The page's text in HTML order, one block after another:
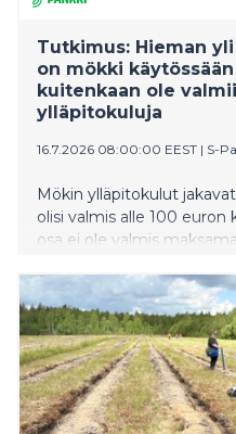
Tutkimus: Hieman
on mökki
kuitenkaan ole
ylläpitokuluja
16.7.2026 08:00:00 EEST | S-
Mökin ylläpitokulut
olisi valmis alle 100
osa ei ole valmis
kuluja kokonaisuutena
tasapainossa.
houkutellut mökkiläisiä
etenkin vierasmaja ja